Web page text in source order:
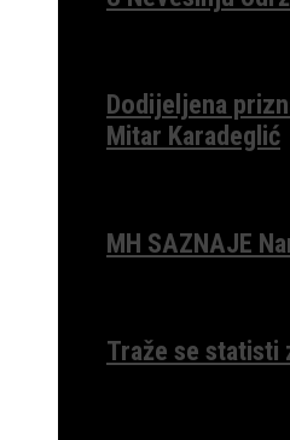
Dodijeljena
Mitar Karadeglić
MH SAZNAJE
Traže se statisti